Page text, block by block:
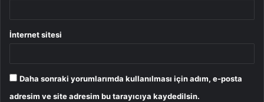
İnternet sitesi
Daha sonraki yorumlarımda kullanılması için adım, e-posta
adresim ve site adresim bu tarayıcıya kaydedilsin.